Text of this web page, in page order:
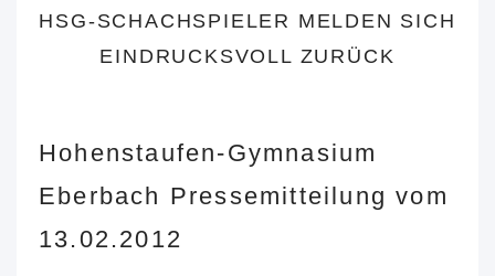
HSG-SCHACHSPIELER MELDEN SICH
EINDRUCKSVOLL ZURÜCK
Hohenstaufen-Gymnasium
Eberbach Pressemitteilung vom
13.02.2012